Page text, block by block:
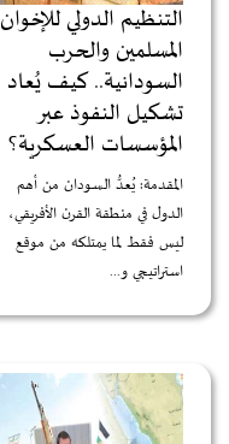
التنظيم الدولي للإخوان
المسلمين والحرب
السودانية.. كيف يُعاد
تشكيل النفوذ عبر
المؤسسات العسكرية؟
المقدمة: يُعدُّ السودان من أهم
الدول في منطقة القرن الأفريقي،
ليس فقط لما يمتلكه من موقع
استراتيجي و...